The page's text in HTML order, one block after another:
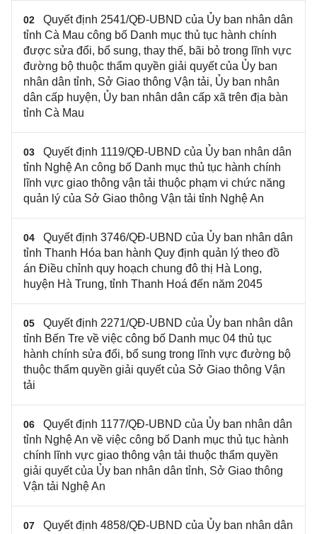
02
Quyết định 2541/QĐ-UBND của Ủy ban nhân dân
tỉnh Cà Mau công bố Danh mục thủ tục hành chính
được sửa đổi, bổ sung, thay thế, bãi bỏ trong lĩnh vực
đường bộ thuộc thẩm quyền giải quyết của Ủy ban
nhân dân tỉnh, Sở Giao thông Vận tải, Ủy ban nhân
dân cấp huyện, Ủy ban nhân dân cấp xã trên địa bàn
tỉnh Cà Mau
03
Quyết định 1119/QĐ-UBND của Ủy ban nhân dân
tỉnh Nghệ An công bố Danh mục thủ tục hành chính
lĩnh vực giao thông vận tải thuộc phạm vi chức năng
quản lý của Sở Giao thông Vận tải tỉnh Nghệ An
04
Quyết định 3746/QĐ-UBND của Ủy ban nhân dân
tỉnh Thanh Hóa ban hành Quy định quản lý theo đồ
án Điều chỉnh quy hoạch chung đô thị Hà Long,
huyện Hà Trung, tỉnh Thanh Hoá đến năm 2045
05
Quyết định 2271/QĐ-UBND của Ủy ban nhân dân
tỉnh Bến Tre về việc công bố Danh mục 04 thủ tục
hành chính sửa đổi, bổ sung trong lĩnh vực đường bộ
thuộc thẩm quyền giải quyết của Sở Giao thông Vận
tải
06
Quyết định 1177/QĐ-UBND của Ủy ban nhân dân
tỉnh Nghệ An về việc công bố Danh mục thủ tục hành
chính lĩnh vực giao thông vận tải thuộc thẩm quyền
giải quyết của Ủy ban nhân dân tỉnh, Sở Giao thông
Vận tải Nghệ An
07
Quyết định 4858/QĐ-UBND của Ủy ban nhân dân